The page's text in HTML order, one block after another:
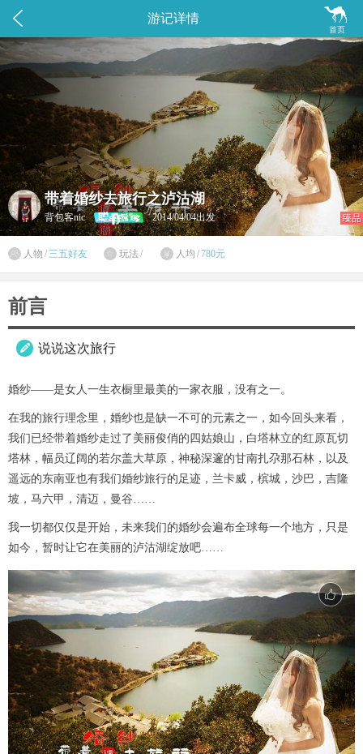
 
首页
游记详情
带着婚纱去旅行之泸沽湖
背包客nic 2014/04/04出发 臻品
 人物 / 三五好友  玩法 /  人均 /780元
前言
 说说这次旅行
婚纱——是女人一生衣橱里最美的一家衣服，没有之一。
在我的旅行理念里，婚纱也是缺一不可的元素之一，如今回头来看，
我们已经带着婚纱走过了美丽俊俏的四姑娘山，白塔林立的红原瓦切
塔林，幅员辽阔的若尔盖大草原，神秘深邃的甘南扎尕那石林，以及
遥远的东南亚也有我们婚纱旅行的足迹，兰卡威，槟城，沙巴，吉隆
坡，马六甲，清迈，曼谷……
我一切都仅仅是开始，未来我们的婚纱会遍布全球每一个地方，只是
如今，暂时让它在美丽的泸沽湖绽放吧……